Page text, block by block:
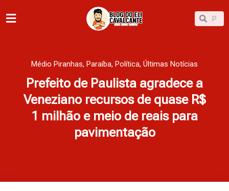
para
Pesquisar
Médio Piranhas, Paraíba, Política, Últimas Notícias
Prefeito de Paulista agradece a
Veneziano recursos de quase R$
1 milhão e meio de reais para
pavimentação